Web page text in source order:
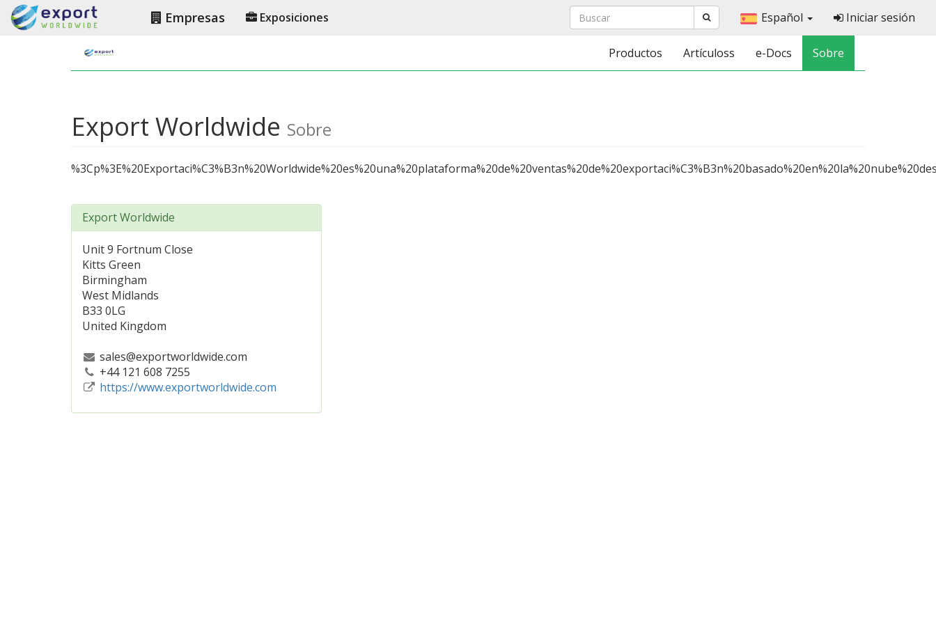
Empresas Exposiciones Español Iniciar sesión
Productos Artículoss e-Docs Sobre
Export Worldwide Sobre
Export Worldwide
Unit 9 Fortnum Close
Kitts Green
Birmingham
West Midlands
B33 0LG
United Kingdom
sales@exportworldwide.com
+44 121 608 7255
https://www.exportworldwide.com